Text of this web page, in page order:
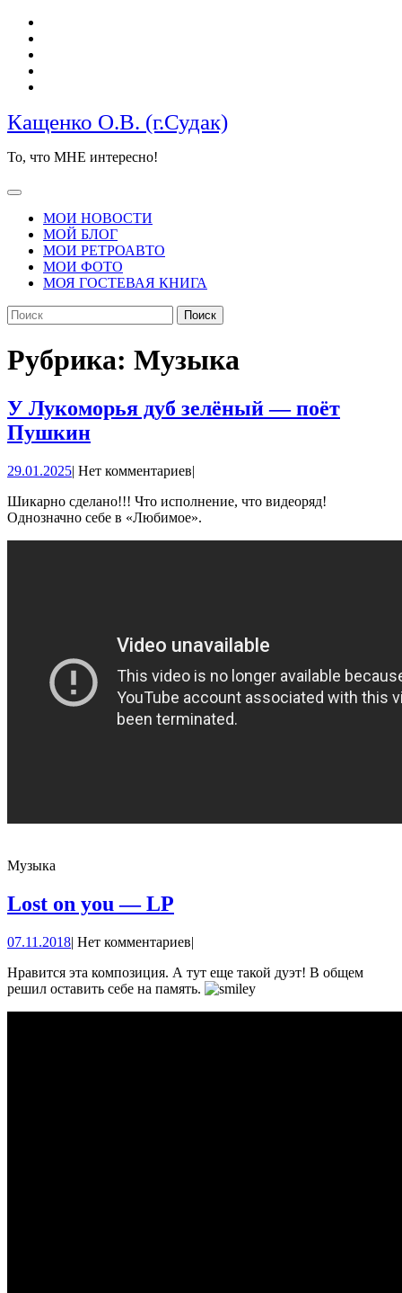
Перейти
содержимому
Кащенко О.В. (г.Судак)
То, что МНЕ интересно!
Кнопка
ОткрытьМОИ НОВОСТИ
МОЙ БЛОГ
МОИ РЕТРОАВТО
МОИ ФОТО
МОЯ ГОСТЕВАЯ КНИГА
КНОПКА
ЗАКРЫТЬ
Найти:
Рубрика: Музыка
У Лукоморья дуб зелёный — поёт
ПушкинУ
дуб
зелёный
—
29.01.202529.01.2025
| Нет комментариев|
Шикарно сделано!!! Что исполнение, что видеоряд!
Однозначно себе в «Любимое».
Музыка
Lost on you — LP
you
—
LP
07.11.201807.11.2018
| Нет комментариев|
Нравится эта композиция. А тут еще такой дуэт! В общем
решил оставить себе на память.